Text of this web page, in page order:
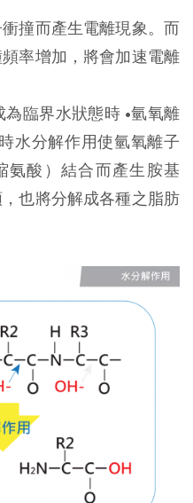
撞而產生電離現象。而
率增加，將會加速電離
臨界水狀態時 •氫氧離
水分解作用使氫氧離子
氨酸）結合而產生胺基
也將分解成各種之脂肪